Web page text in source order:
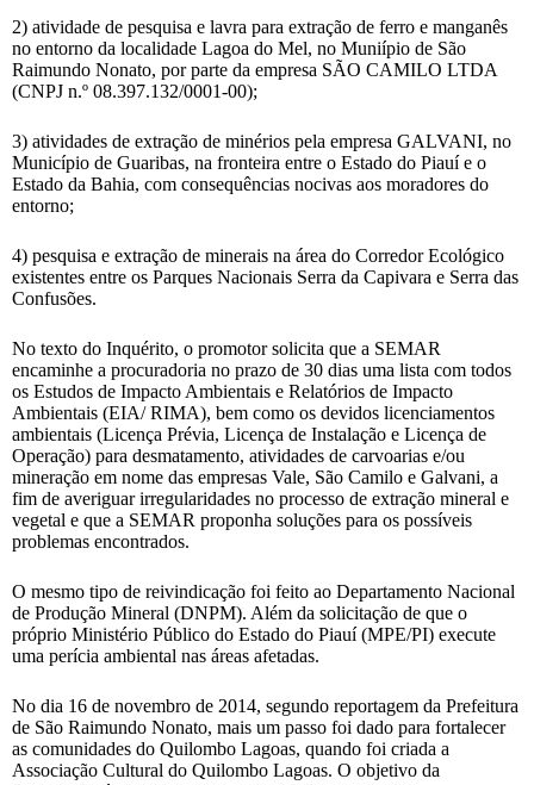
2) atividade de pesquisa e lavra para extração de ferro e manganês
no entorno da localidade Lagoa do Mel, no Muniípio de São
Raimundo Nonato, por parte da empresa SÃO CAMILO LTDA
(CNPJ n.º 08.397.132/0001-00);
3) atividades de extração de minérios pela empresa GALVANI, no
Município de Guaribas, na fronteira entre o Estado do Piauí e o
Estado da Bahia, com consequências nocivas aos moradores do
entorno;
4) pesquisa e extração de minerais na área do Corredor Ecológico
existentes entre os Parques Nacionais Serra da Capivara e Serra das
Confusões.
No texto do Inquérito, o promotor solicita que a SEMAR
encaminhe a procuradoria no prazo de 30 dias uma lista com todos
os Estudos de Impacto Ambientais e Relatórios de Impacto
Ambientais (EIA/ RIMA), bem como os devidos licenciamentos
ambientais (Licença Prévia, Licença de Instalação e Licença de
Operação) para desmatamento, atividades de carvoarias e/ou
mineração em nome das empresas Vale, São Camilo e Galvani, a
fim de averiguar irregularidades no processo de extração mineral e
vegetal e que a SEMAR proponha soluções para os possíveis
problemas encontrados.
O mesmo tipo de reivindicação foi feito ao Departamento Nacional
de Produção Mineral (DNPM). Além da solicitação de que o
próprio Ministério Público do Estado do Piauí (MPE/PI) execute
uma perícia ambiental nas áreas afetadas.
No dia 16 de novembro de 2014, segundo reportagem da Prefeitura
de São Raimundo Nonato, mais um passo foi dado para fortalecer
as comunidades do Quilombo Lagoas, quando foi criada a
Associação Cultural do Quilombo Lagoas. O objetivo da